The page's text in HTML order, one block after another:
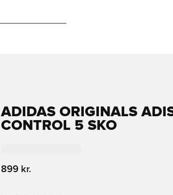
ADIDAS ORIGINALS
CONTROL 5 SKO
899 kr.